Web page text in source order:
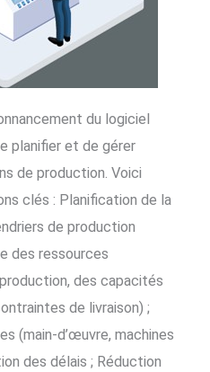
du logiciel
planifier et de gérer
de production. Voici
clés : Planification de la
de production
des ressources
des capacités
de livraison) ;
(main-d’œuvre, machines
des délais ; Réduction